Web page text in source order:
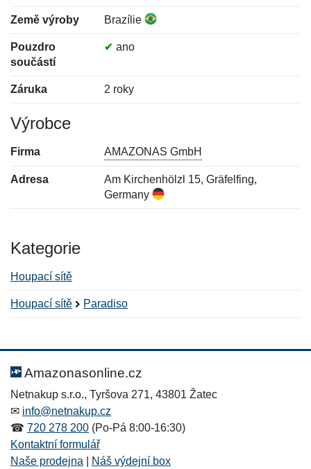
Země výroby Brazílie
Pouzdro
součástí
✔ ano
Záruka 2 roky
Výrobce
Firma AMAZONAS GmbH
Adresa
Am Kirchenhölzl 15, Gräfelfing,
Germany
Kategorie
Houpací sítě
Houpací sítě Paradiso
Hodnocení:
Jméno: *
Jméno:
E-mail:*
Amazonasonline.cz
Netnakup s.r.o., Tyršova 271, 43801 Žatec
✉ info@netnakup.cz
☎ 720 278 200 (Po-Pá 8:00-16:30)
Kontaktní formulář
Naše prodejna
Náš výdejní box